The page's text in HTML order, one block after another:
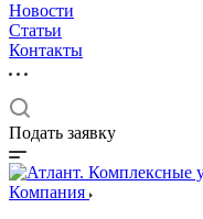
Новости
Статьи
Контакты
Подать заявку
Компания